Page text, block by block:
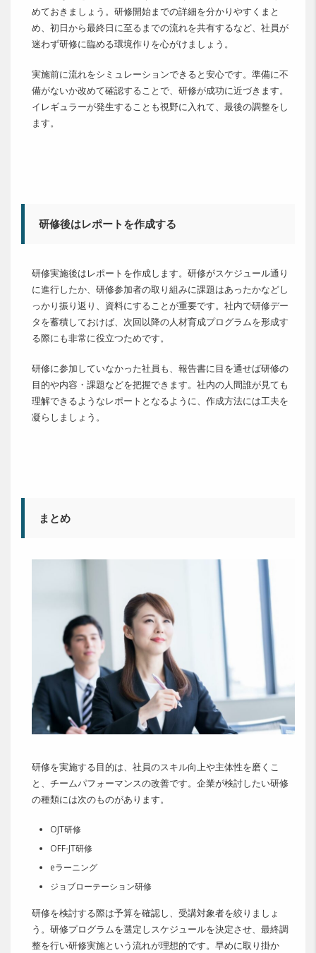
めておきましょう。研修開始までの詳細を分かりやすくまと
め、初日から最終日に至るまでの流れを共有するなど、社員が
迷わず研修に臨める環境作りを心がけましょう。
実施前に流れをシミュレーションできると安心です。準備に不
備がないか改めて確認することで、研修が成功に近づきます。
イレギュラーが発生することも視野に入れて、最後の調整をし
ます。
研修後はレポートを作成する
研修実施後はレポートを作成します。研修がスケジュール通り
に進行したか、研修参加者の取り組みに課題はあったかなどし
っかり振り返り、資料にすることが重要です。社内で研修デー
タを蓄積しておけば、次回以降の人材育成プログラムを形成す
る際にも非常に役立つためです。
研修に参加していなかった社員も、報告書に目を通せば研修の
目的や内容・課題などを把握できます。社内の人間誰が見ても
理解できるようなレポートとなるように、作成方法には工夫を
凝らしましょう。
まとめ
研修を実施する目的は、社員のスキル向上や主体性を磨くこ
と、チームパフォーマンスの改善です。企業が検討したい研修
の種類には次のものがあります。
OJT研修
OFF-JT研修
eラーニング
ジョブローテーション研修
研修を検討する際は予算を確認し、受講対象者を絞りましょ
う。研修プログラムを選定しスケジュールを決定させ、最終調
整を行い研修実施という流れが理想的です。早めに取り掛か